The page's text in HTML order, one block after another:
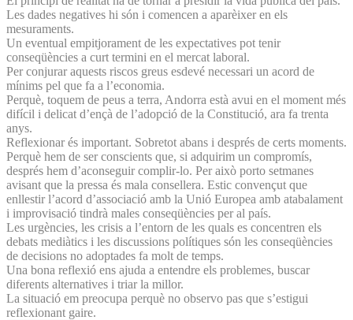
Les dades negatives hi són i comencen a aparèixer en els
mesuraments.
Un eventual empitjorament de les expectatives pot tenir
conseqüències a curt termini en el mercat laboral.
Per conjurar aquests riscos greus esdevé necessari un acord de
mínims pel que fa a l’economia.
Perquè, toquem de peus a terra, Andorra està avui en el moment més
difícil i delicat d’ençà de l’adopció de la Constitució, ara fa trenta
anys.
Reflexionar és important. Sobretot abans i després de certs moments.
Perquè hem de ser conscients que, si adquirim un compromís,
després hem d’aconseguir complir-lo. Per això porto setmanes
avisant que la pressa és mala consellera. Estic convençut que
enllestir l’acord d’associació amb la Unió Europea amb atabalament
i improvisació tindrà males conseqüències per al país.
Les urgències, les crisis a l’entorn de les quals es concentren els
debats mediàtics i les discussions polítiques són les conseqüències
de decisions no adoptades fa molt de temps.
Una bona reflexió ens ajuda a entendre els problemes, buscar
diferents alternatives i triar la millor.
La situació em preocupa perquè no observo pas que s’estigui
reflexionant gaire.